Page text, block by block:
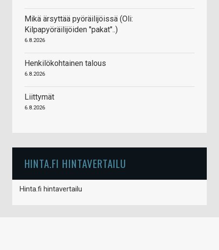
Mikä ärsyttää pyöräilijöissä (Oli:
Kilpapyöräilijöiden "pakat"..)
6.8.2026
Henkilökohtainen talous
6.8.2026
Liittymät
6.8.2026
HINTA.FI HINTAVERTAILU
Hinta.fi hintavertailu